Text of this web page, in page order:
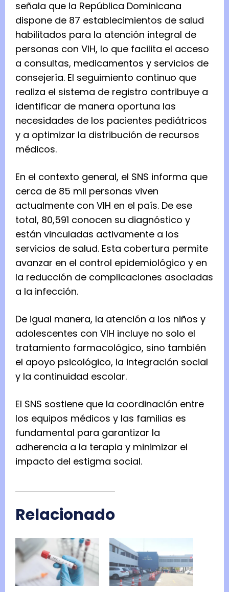
señala que la República Dominicana
dispone de 87 establecimientos de salud
habilitados para la atención integral de
personas con VIH, lo que facilita el acceso
a consultas, medicamentos y servicios de
consejería. El seguimiento continuo que
realiza el sistema de registro contribuye a
identificar de manera oportuna las
necesidades de los pacientes pediátricos
y a optimizar la distribución de recursos
médicos.
En el contexto general, el SNS informa que
cerca de 85 mil personas viven
actualmente con VIH en el país. De ese
total, 80,591 conocen su diagnóstico y
están vinculadas activamente a los
servicios de salud. Esta cobertura permite
avanzar en el control epidemiológico y en
la reducción de complicaciones asociadas
a la infección.
De igual manera, la atención a los niños y
adolescentes con VIH incluye no solo el
tratamiento farmacológico, sino también
el apoyo psicológico, la integración social
y la continuidad escolar.
El SNS sostiene que la coordinación entre
los equipos médicos y las familias es
fundamental para garantizar la
adherencia a la terapia y minimizar el
impacto del estigma social.
Relacionado